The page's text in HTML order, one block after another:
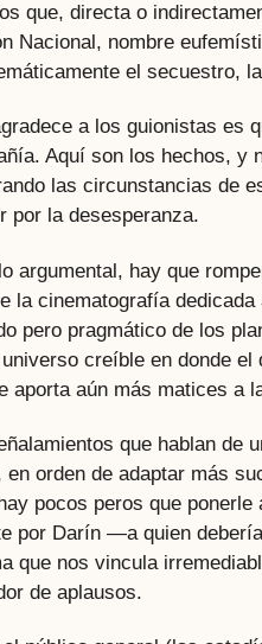
que, directa o
Nacional, nombre
el secuestro,
a los guionistas es
Aquí son los hechos, y
las circunstancias de
por la desesperanza.
argumental, hay que
la cinematografía
pero pragmático de los
creíble en donde
aporta aún más matices a
que hablan de
en orden de adaptar más
pocos peros que ponerle
por Darín —a quien
que nos vincula
de aplausos.